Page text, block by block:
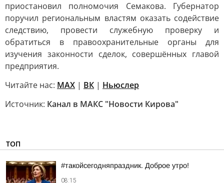
приостановил полномочия Семакова. Губернатор
поручил региональным властям оказать содействие
следствию, провести служебную проверку и
обратиться в правоохранительные органы для
изучения законности сделок, совершённых главой
предприятия.
Читайте нас: MAX | ВК | Ньюслер
Источник: Канал в МАКС "Новости Кирова"
ТОП
#такойсегодняпраздник. Доброе утро!
08:15